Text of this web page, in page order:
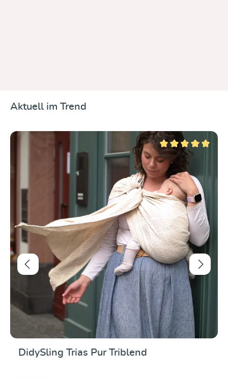
Aktuell im Trend
Produktgalerie überspringen
Durchschnittliche
DidySling Trias Pur Triblend